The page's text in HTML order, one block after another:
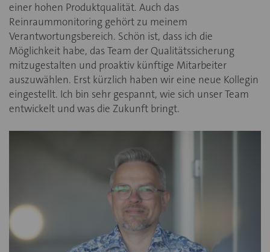
einer hohen Produktqualität. Auch das
Reinraummonitoring gehört zu meinem
Verantwortungsbereich. Schön ist, dass ich die
Möglichkeit habe, das Team der Qualitätssicherung
mitzugestalten und proaktiv künftige Mitarbeiter
auszuwählen. Erst kürzlich haben wir eine neue Kollegin
eingestellt. Ich bin sehr gespannt, wie sich unser Team
entwickelt und was die Zukunft bringt.